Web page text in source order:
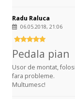
Radu Raluca
06.05.2018, 21:06
Pedala pian
Usor de montat,
fara probleme.
Multumesc!